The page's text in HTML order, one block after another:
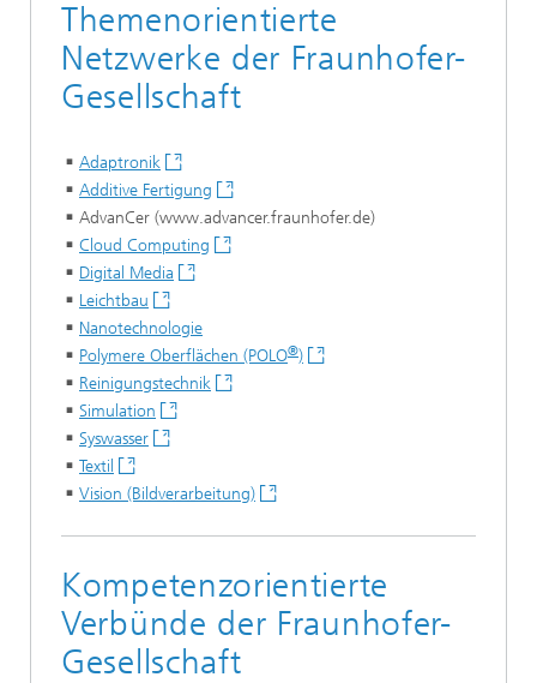
Themenorientierte
Netzwerke der Fraunhofer-
Gesellschaft
Adaptronik
Additive Fertigung
AdvanCer (www.advancer.fraunhofer.de)
Cloud Computing
Digital Media
Leichtbau
Nanotechnologie
Polymere Oberflächen (POLO®)
Reinigungstechnik
Simulation
Syswasser
Textil
Vision (Bildverarbeitung)
Kompetenzorientierte
Verbünde der Fraunhofer-
Gesellschaft